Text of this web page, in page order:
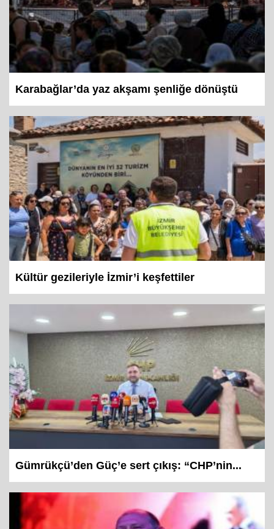
Karabağlar’da yaz akşamı şenliğe dönüştü
Kültür gezileriyle İzmir’i keşfettiler
Gümrükçü’den Güç’e sert çıkış: “CHP’nin...